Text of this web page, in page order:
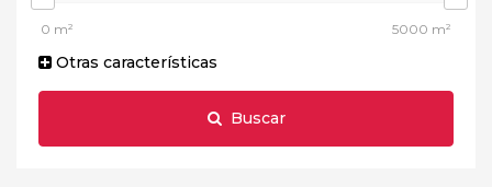
Otras características
Buscar